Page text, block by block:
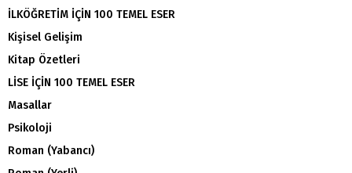
İLKÖĞRETİM İÇİN 100 TEMEL ESER
Kişisel Gelişim
Kitap Özetleri
LİSE İÇİN 100 TEMEL ESER
Masallar
Psikoloji
Roman (Yabancı)